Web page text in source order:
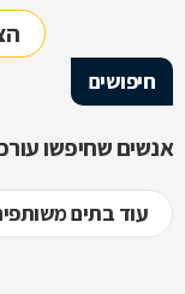
המקרקעין, ריכזנו
מקרקעין, ואשר נענו
חיפושים
עוד בתים